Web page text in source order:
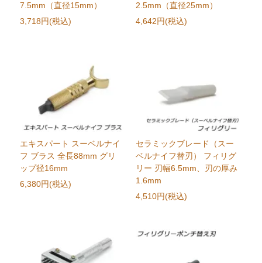
7.5mm（直径15mm）
3,718円(税込)
2.5mm（直径25mm）
4,642円(税込)
エキスパート スーベルナイ
フ ブラス 全長88mm グリ
ップ径16mm
6,380円(税込)
セラミックブレード（スー
ベルナイフ替刃） フィリグ
リー 刃幅6.5mm、刃の厚み
1.6mm
4,510円(税込)